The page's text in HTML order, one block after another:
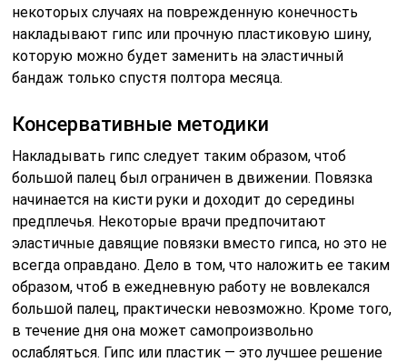
некоторых случаях на поврежденную конечность
накладывают гипс или прочную пластиковую шину,
которую можно будет заменить на эластичный
бандаж только спустя полтора месяца.
Консервативные методики
Накладывать гипс следует таким образом, чтоб
большой палец был ограничен в движении. Повязка
начинается на кисти руки и доходит до середины
предплечья. Некоторые врачи предпочитают
эластичные давящие повязки вместо гипса, но это не
всегда оправдано. Дело в том, что наложить ее таким
образом, чтоб в ежедневную работу не вовлекался
большой палец, практически невозможно. Кроме того,
в течение дня она может самопроизвольно
ослабляться. Гипс или пластик — это лучшее решение